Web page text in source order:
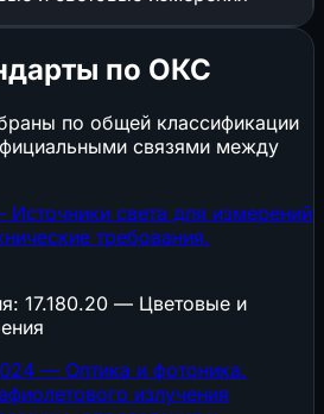
по ОКС
по общей классификации
связями между
света для измерений
требования.
17.180.20 — Цветовые и
— Оптика и фотоника.
излучения